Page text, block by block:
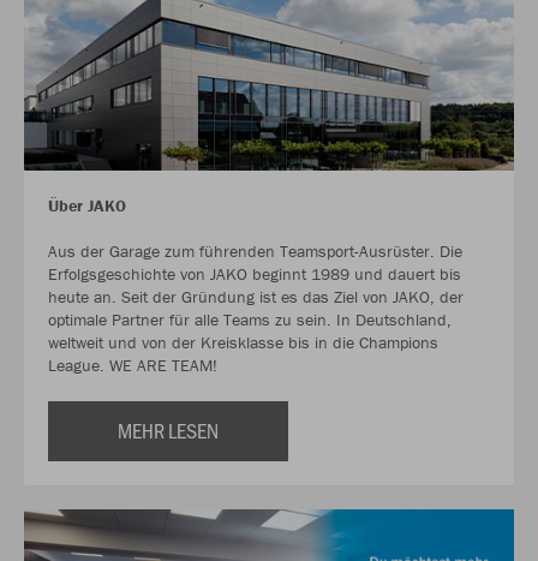
Über JAKO
Aus der Garage zum führenden Teamsport-Ausrüster. Die
Erfolgsgeschichte von JAKO beginnt 1989 und dauert bis
heute an. Seit der Gründung ist es das Ziel von JAKO, der
optimale Partner für alle Teams zu sein. In Deutschland,
weltweit und von der Kreisklasse bis in die Champions
League. WE ARE TEAM!
MEHR LESEN